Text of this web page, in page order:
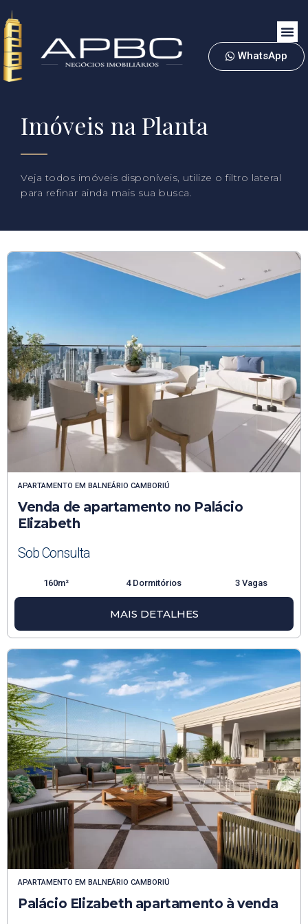
WhatsApp
Imóveis na Planta
Veja todos imóveis disponíveis, utilize o filtro lateral
para refinar ainda mais sua busca.
APARTAMENTO EM BALNEÁRIO CAMBORIÚ
Venda de apartamento no Palácio
Elizabeth
Sob Consulta
160m² 4 Dormitórios 3 Vagas
MAIS DETALHES
APARTAMENTO EM BALNEÁRIO CAMBORIÚ
Palácio Elizabeth apartamento à venda